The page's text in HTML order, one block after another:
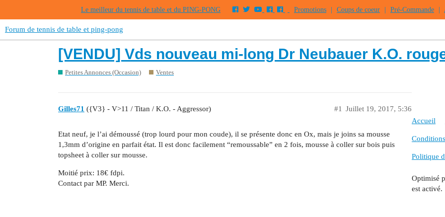
Le meilleur du tennis de table et du PING-PONG Promotions Coups de coeur Pré-Commande
Forum de tennis de table et ping-pong
[VENDU] Vds nouveau mi-long Dr Neubauer K.O.
Petites Annonces (Occasion) Ventes
Gilles71 ({V3} - V>11 / Titan / K.O. - Aggressor) Juillet 19, 2017, 5:36
#1
Etat neuf, je l’ai démoussé (trop lourd pour mon coude), il se présente donc en Ox, mais je joins sa mousse
1,3mm d’origine en parfait état. Il est donc facilement “remoussable” en 2 fois, mousse à coller sur bois puis
topsheet à coller sur mousse.
Moitié prix: 18€ fdpi.
Contact par MP. Merci.
Accueil
Politique
Optimisé
est activé.